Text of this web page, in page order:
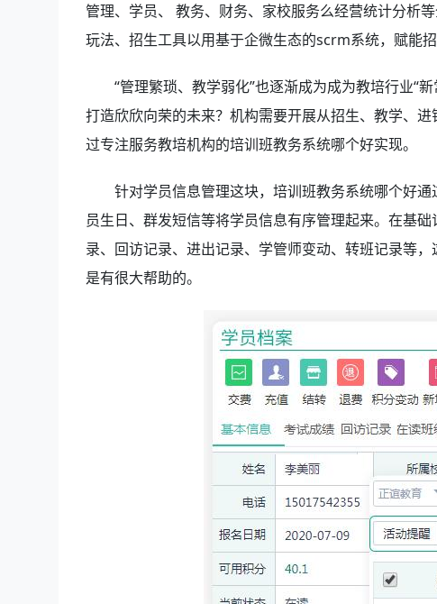
管理、学员、 教务、财务、家校服务么经营统计分析
玩法、招生工具以用基于企微生态的scrm系统，赋能
“管理繁琐、教学弱化”也逐渐成为成为教培行业“
打造欣欣向荣的未来？机构需要开展从招生、教学、
过专注服务教培机构的培训班教务系统哪个好实现。
针对学员信息管理这块，培训班教务系统哪个好
员生日、群发短信等将学员信息有序管理起来。在基
录、回访记录、进出记录、学管师变动、转班记录等
是有很大帮助的。